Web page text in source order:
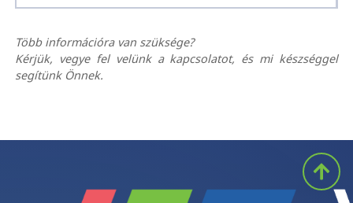
Több információra van szüksége?
Kérjük, vegye fel velünk a kapcsolatot, és mi készséggel
segítünk Önnek.